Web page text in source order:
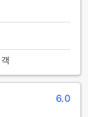
들에게 편안하고
요
유형을 제공하
킹, 패밀리, 패밀
탠다드 트윈 등
니다.
6.0